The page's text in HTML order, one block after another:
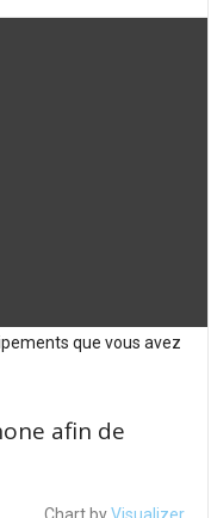
que vous avez
afin de
Chart byVisualizer